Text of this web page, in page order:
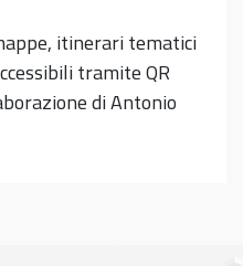
itinerari tematici
tramite QR
di Antonio